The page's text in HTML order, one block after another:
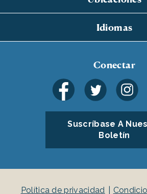
Idiomas
Conectar
Suscríbase A
Boletín
Política de privacidad